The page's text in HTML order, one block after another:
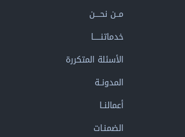
مــن نحــــن
خدماتنــــــا
الأسئلة المتكررة
المدونــة
أعمالنــا
الضمنـات